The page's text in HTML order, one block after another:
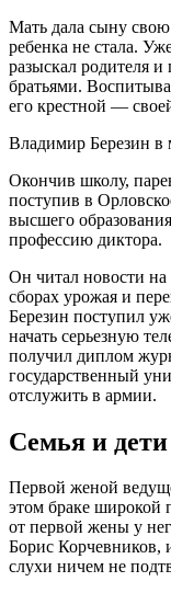
Мать дала сыну
ребенка не стала.
разыскал родителя
братьями.
его крестной —
Владимир Березин в
Окончив школу,
поступив в
высшего
профессию диктора.
Он читал новости на
сборах урожая и
Березин поступил
начать серьезную
получил диплом
государственный
отслужить в армии.
Семья и дети
Первой женой
этом браке широкой
от первой жены у
Борис Корчевников,
слухи ничем не